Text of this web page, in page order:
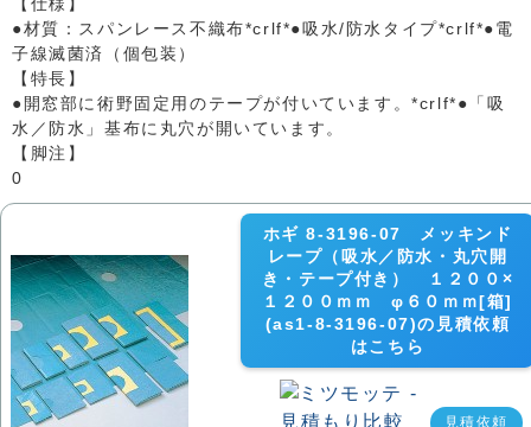
【仕様】
●材質：スパンレース不織布*crlf*●吸水/防水タイプ*crlf*●電
子線滅菌済（個包装）
【特長】
●開窓部に術野固定用のテープが付いています。*crlf*●「吸
水／防水」基布に丸穴が開いています。
【脚注】
0
ホギ 8-3196-07 メッキンド
レープ（吸水／防水・丸穴開
き・テープ付き） １２００×
１２００ｍｍ φ６０ｍｍ[箱]
(as1-8-3196-07)の見積依頼
はこちら
見積依頼